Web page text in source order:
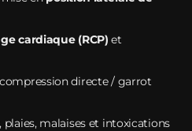
cardiaque (RCP) et
directe / garrot
malaises et intoxications